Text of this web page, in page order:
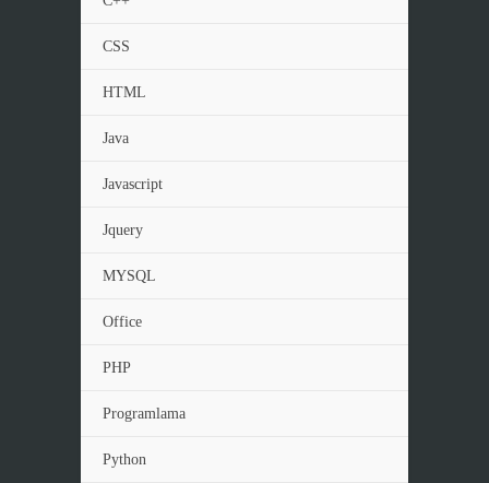
CSS
HTML
Java
Javascript
Jquery
MYSQL
Office
PHP
Programlama
Python